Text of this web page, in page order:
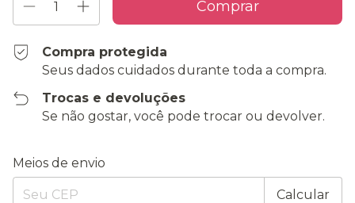
Compra protegida
Seus dados cuidados durante toda a compra.
Trocas e devoluções
Se não gostar, você pode trocar ou devolver.
Entregas para o CEP:
Meios de envio
Calcular